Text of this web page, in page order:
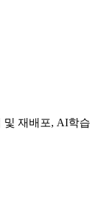
재배포, AI학습